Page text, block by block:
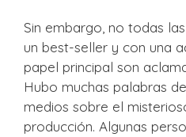
Sin embargo, no todas
un best-seller y con una
papel principal son
Hubo muchas palabras
medios sobre el
producción. Algunas